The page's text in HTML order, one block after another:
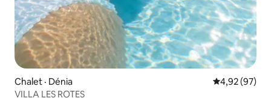
Chalet · Dénia Note
4,92 (97)
VILLA LES ROTES